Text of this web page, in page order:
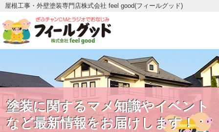
屋根工事・外壁塗装専門店株式会社 feel good(フィールグッド)
塗装に関するマメ知識やイベント
など最新情報をお届けします！